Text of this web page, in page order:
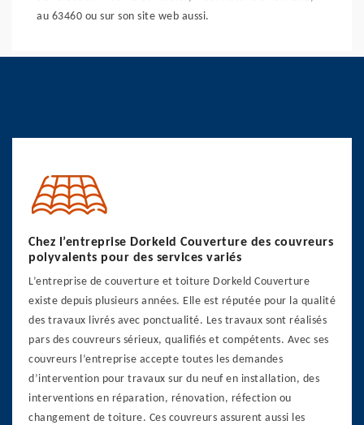
au 63460 ou sur son site web aussi.
Chez l’entreprise Dorkeld Couverture des couvreurs
polyvalents pour des services variés
L’entreprise de couverture et toiture Dorkeld Couverture
existe depuis plusieurs années. Elle est réputée pour la qualité
des travaux livrés avec ponctualité. Les travaux sont réalisés
pars des couvreurs sérieux, qualifiés et compétents. Avec ses
couvreurs l’entreprise accepte toutes les demandes
d’intervention pour travaux sur du neuf en installation, des
interventions en réparation, rénovation, réfection ou
changement de toiture. Ces couvreurs assurent aussi les